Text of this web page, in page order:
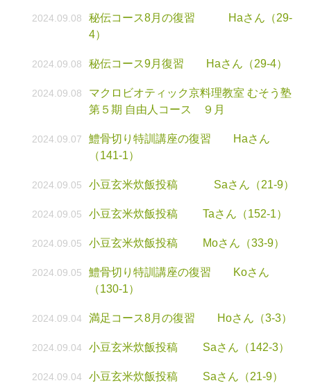
2024.09.08
秘伝コース8月の復習 Haさん（29-
4）
2024.09.08 秘伝コース9月復習 Haさん（29-4）
2024.09.08
マクロビオティック京料理教室 むそう塾
第５期 自由人コース ９月
2024.09.07
鱧骨切り特訓講座の復習 Haさん
（141-1）
2024.09.05 小豆玄米炊飯投稿 Saさん（21-9）
2024.09.05 小豆玄米炊飯投稿 Taさん（152-1）
2024.09.05 小豆玄米炊飯投稿 Moさん（33-9）
2024.09.05
鱧骨切り特訓講座の復習 Koさん
（130-1）
2024.09.04 満足コース8月の復習 Hoさん（3-3）
2024.09.04 小豆玄米炊飯投稿 Saさん（142-3）
2024.09.04 小豆玄米炊飯投稿 Saさん（21-9）